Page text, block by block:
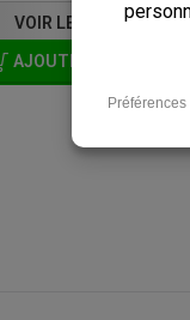
VOIR LE PRODUIT
AJOUTER AU PANIER